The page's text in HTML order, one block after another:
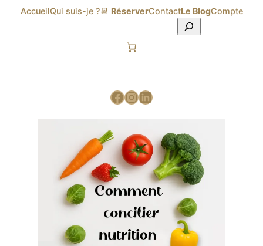
AccueilQui suis-je ?📆 RéserverContactLe BlogCompte